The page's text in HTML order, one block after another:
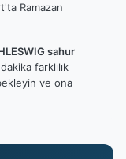
Ramazan
sahur
farklılık
ve ona